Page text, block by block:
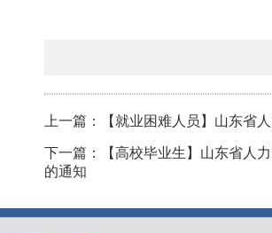
上一篇：【就业困难人员】山东省
下一篇：【高校毕业生】山东省人
的通知